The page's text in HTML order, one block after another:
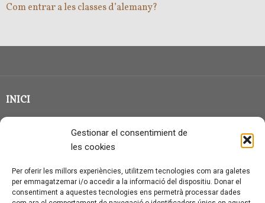
Gestionar el consentimient de
les cookies
Per oferir les millors experiències, utilitzem tecnologies com ara galetes
per emmagatzemar i/o accedir a la informació del dispositiu. Donar el
consentiment a aquestes tecnologies ens permetrà processar dades
Com entrar a les classes d’alemany?
INICI
CLASSE EN GRUP
QUI SOC?
CONTACTE